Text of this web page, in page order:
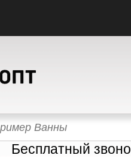
Бесплатный